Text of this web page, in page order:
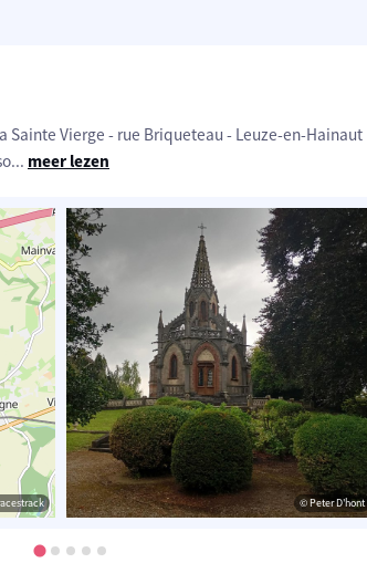
Sainte Vierge - rue Briqueteau - Leuze-en-Hainaut
... meer lezen
© Peter D'hont